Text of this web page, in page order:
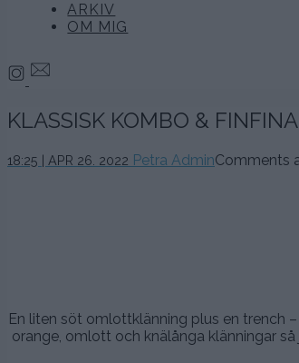
ARKIV
OM MIG
KLASSISK KOMBO &
18:25 | APR 26. 2022 26
Petra AdminComments
En liten söt omlottklänning plus en trench
orange, omlott och knälånga klänningar